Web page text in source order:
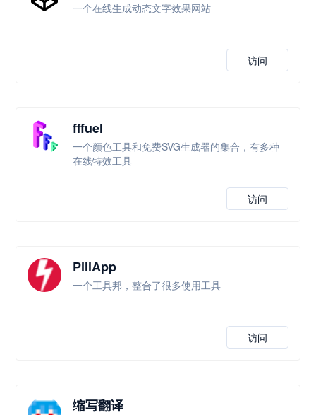
一个在线生成动态文字效果网站
访问
fffuel
一个颜色工具和免费SVG生成器的集合，有多种
在线特效工具
访问
PiliApp
一个工具邦，整合了很多使用工具
访问
缩写翻译